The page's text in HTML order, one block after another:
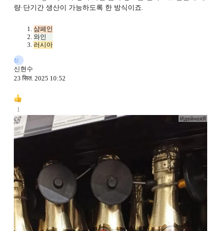
량·단기간 생산이 가능하도록 한 방식이죠.
샴페인
와인
러시아
신
신현수
23 सित. 2025 10:52
1